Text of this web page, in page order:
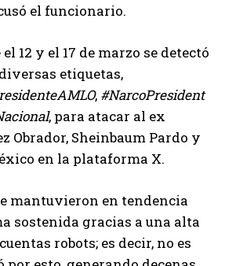
el funcionario.
12 y el 17 de marzo se detectó
etiquetas,
, #NarcoPresident
, para atacar al ex
Obrador, Sheinbaum Pardo y
en la plataforma X.
mantuvieron en tendencia
sostenida gracias a una alta
robots; es decir, no es